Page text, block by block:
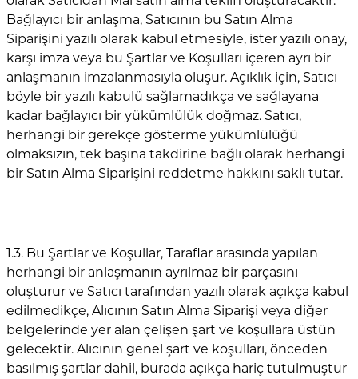
Bağlayıcı bir anlaşma, Satıcının bu Satın Alma
Siparişini yazılı olarak kabul etmesiyle, ister yazılı onay,
karşı imza veya bu Şartlar ve Koşulları içeren ayrı bir
anlaşmanın imzalanmasıyla oluşur. Açıklık için, Satıcı
böyle bir yazılı kabulü sağlamadıkça ve sağlayana
kadar bağlayıcı bir yükümlülük doğmaz. Satıcı,
herhangi bir gerekçe gösterme yükümlülüğü
olmaksızın, tek başına takdirine bağlı olarak herhangi
bir Satın Alma Siparişini reddetme hakkını saklı tutar.
1.3. Bu Şartlar ve Koşullar, Taraflar arasında yapılan
herhangi bir anlaşmanın ayrılmaz bir parçasını
oluşturur ve Satıcı tarafından yazılı olarak açıkça kabul
edilmedikçe, Alıcının Satın Alma Siparişi veya diğer
belgelerinde yer alan çelişen şart ve koşullara üstün
gelecektir. Alıcının genel şart ve koşulları, önceden
basılmış şartlar dahil, burada açıkça hariç tutulmuştur